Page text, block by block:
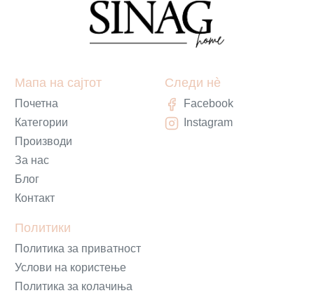
Мапа на сајтот
Почетна
Категории
Производи
За нас
Блог
Контакт
Политики
Политика за приватност
Услови на користење
Политика за колачиња
Следи нè
Facebook
Instagram